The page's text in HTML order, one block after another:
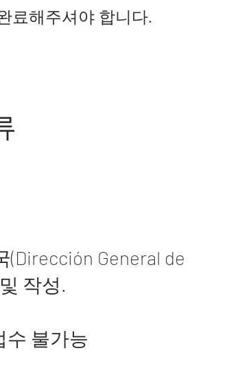
료해주셔야 합니다.
General de
작성.
아닌 경우 접수 불가